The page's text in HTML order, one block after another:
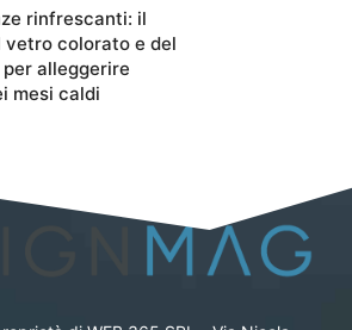
rinfrescanti: il
colorato e del
alleggerire
mesi caldi